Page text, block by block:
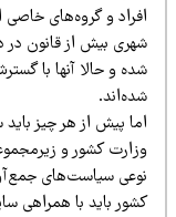
و گروه‌های خاصی است
بیش از قانون در
و حالا آنها با گسترش
پیش از هر چیز باید
کشور و زیرمجموعه‌اش
سیاست‌های جمع‌آوری
باید با همراهی سایر